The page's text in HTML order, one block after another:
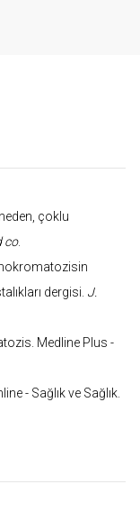
çoklu
co.
dergisi. J.
Medline Plus -
- Sağlık ve Sağlık.